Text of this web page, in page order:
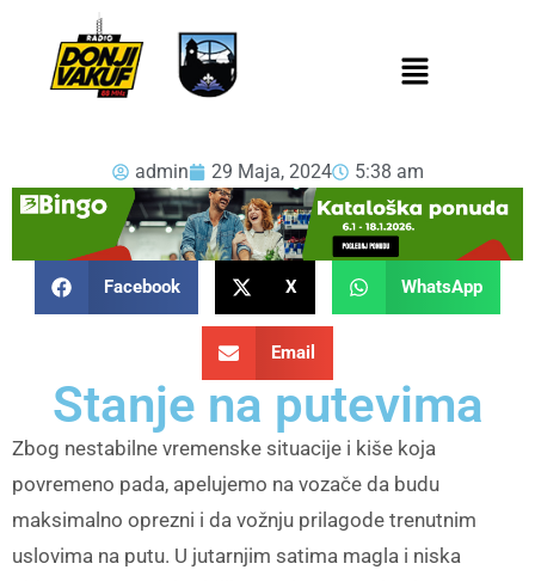
admin 29 Maja, 2024 5:38 am
Facebook X WhatsApp
Email
Stanje na putevima
Zbog nestabilne vremenske situacije i kiše koja
povremeno pada, apelujemo na vozače da budu
maksimalno oprezni i da vožnju prilagode trenutnim
uslovima na putu. U jutarnjim satima magla i niska